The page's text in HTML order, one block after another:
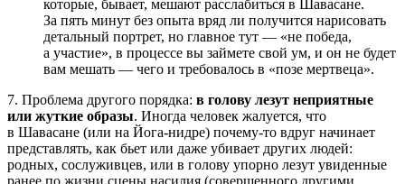
которые, бывает, мешают расслабиться в Шавасане.
За пять минут без опыта вряд ли получится нарисовать
детальный портрет, но главное тут — «не победа,
а участие», в процессе вы займете свой ум, и он не будет
вам мешать — чего и требовалось в «позе мертвеца».
7. Проблема другого порядка: в голову лезут неприятные
или жуткие образы. Иногда человек жалуется, что
в Шавасане (или на Йога-нидре) почему-то вдруг начинает
представлять, как бьет или даже убивает других людей:
родных, сослуживцев, или в голову упорно лезут увиденные
ранее по жизни сцены насилия (совершенного другими